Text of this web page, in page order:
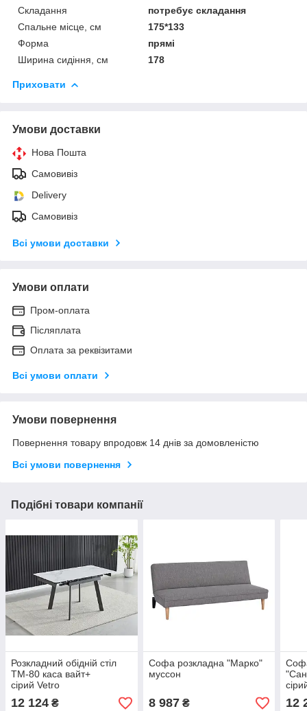
Складання
потребує складання
Спальне місце, см
175*133
Форма
прямі
Ширина сидіння, см
178
Приховати
Умови доставки
Нова Пошта
Самовивіз
Delivery
Самовивіз
Всі умови доставки
Умови оплати
Пром-оплата
Післяплата
Оплата за реквізитами
Всі умови оплати
Умови повернення
Повернення товару впродовж 14 днів за домовленістю
Всі умови повернення
Подібні товари компанії
Розкладний обідній стіл
ТМ-80 каса вайт+
сірий Vetro
12 124 ₴
Софа розкладна "Марко"
муссон
8 987₴ 12